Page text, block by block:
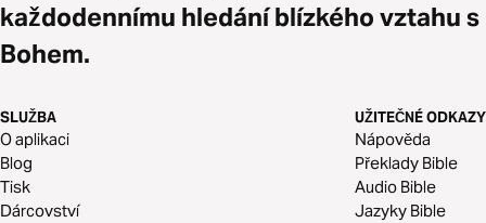
každodennímu hledání blízkého vztahu s
Bohem.
SLUŽBA
O aplikaci
Blog
Tisk
Dárcovství
UŽITEČNÉ ODKAZY
Nápověda
Překlady Bible
Audio Bible
Jazyky Bible